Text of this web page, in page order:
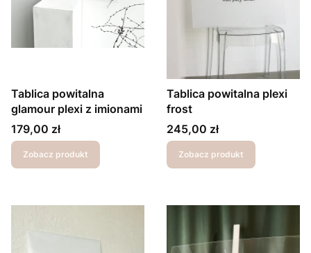
Tablica powitalna
glamour plexi z imionami
Cena
179,00 zł
Zobacz produkt
Tablica powitalna plexi
frost
Cena
245,00 zł
Zobacz produkt